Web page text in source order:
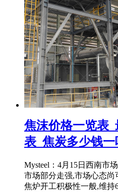
焦沫价格一览表
表_焦炭多少钱一
Mysteel：4月15日西南市
市场部分走强,市场心态
焦炉开工积极性一般,维持